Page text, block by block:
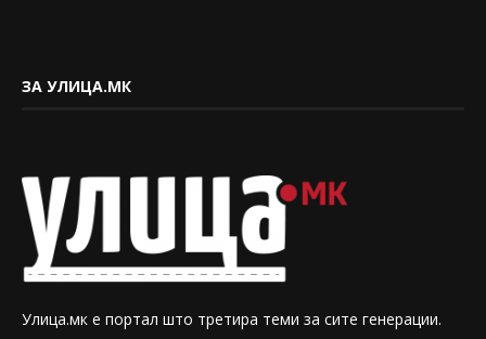
ЗА УЛИЦА.МК
Улица.мк е портал што третира теми за сите генерации.